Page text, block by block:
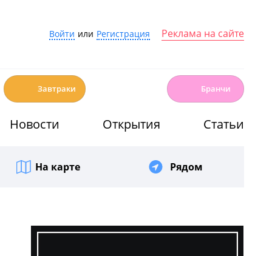
Войти или Регистрация Реклама на сайте
Завтраки Бранчи
Новости Открытия Статьи
На карте Рядом